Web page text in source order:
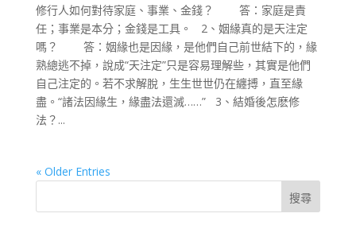
修行人如何對待家庭、事業、金錢？ 答：家庭是責
任；事業是本分；金錢是工具。 2、姻緣真的是天注定
嗎？ 答：姻緣也是因緣，是他們自己前世結下的，緣
熟總逃不掉，說成“天注定”只是容易理解些，其實是他們
自己注定的。若不求解脫，生生世世仍在纏搏，直至緣
盡。“諸法因緣生，緣盡法還滅……” 3、結婚後怎麽修
法？...
« Older Entries